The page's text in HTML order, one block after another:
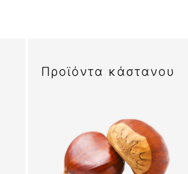
Προϊόντα κάστανου